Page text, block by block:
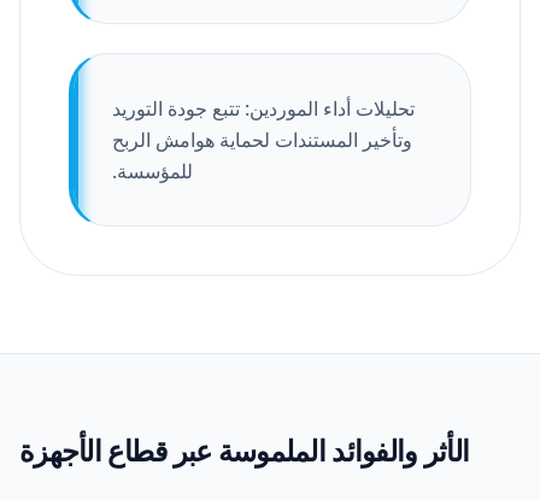
تحليلات أداء الموردين: تتبع جودة التوريد
وتأخير المستندات لحماية هوامش الربح
للمؤسسة.
الأثر والفوائد الملموسة عبر قطاع الأجهزة